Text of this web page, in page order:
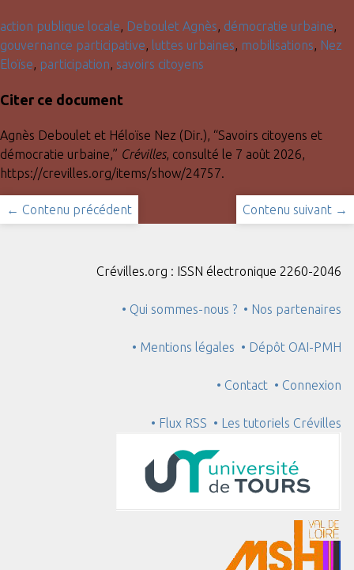
action publique locale, Deboulet Agnès, démocratie urbaine,
gouvernance participative, luttes urbaines, mobilisations, Nez
Eloïse, participation, savoirs citoyens
Citer ce document
Agnès Deboulet et Héloïse Nez (Dir.), “Savoirs citoyens et
démocratie urbaine,” Crévilles, consulté le 7 août 2026,
https://crevilles.org/items/show/24757.
← Contenu précédent Contenu suivant →
Crévilles.org : ISSN électronique 2260-2046
• Qui sommes-nous ? • Nos partenaires
• Mentions légales • Dépôt OAI-PMH
• Contact • Connexion
• Flux RSS • Les tutoriels Crévilles